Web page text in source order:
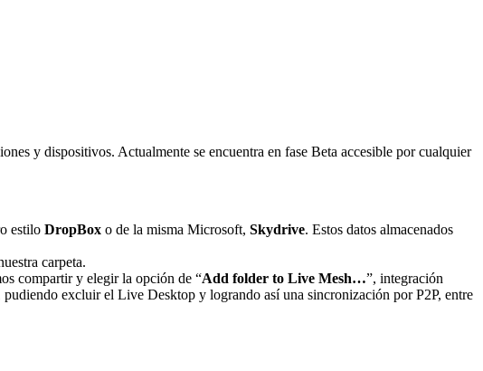
y dispositivos. Actualmente se encuentra en fase Beta accesible por cualquier
estilo DropBox o de la misma Microsoft, Skydrive. Estos datos almacenados
carpeta.
compartir y elegir la opción de “Add folder to Live Mesh…”, integración
excluir el Live Desktop y logrando así una sincronización por P2P, entre